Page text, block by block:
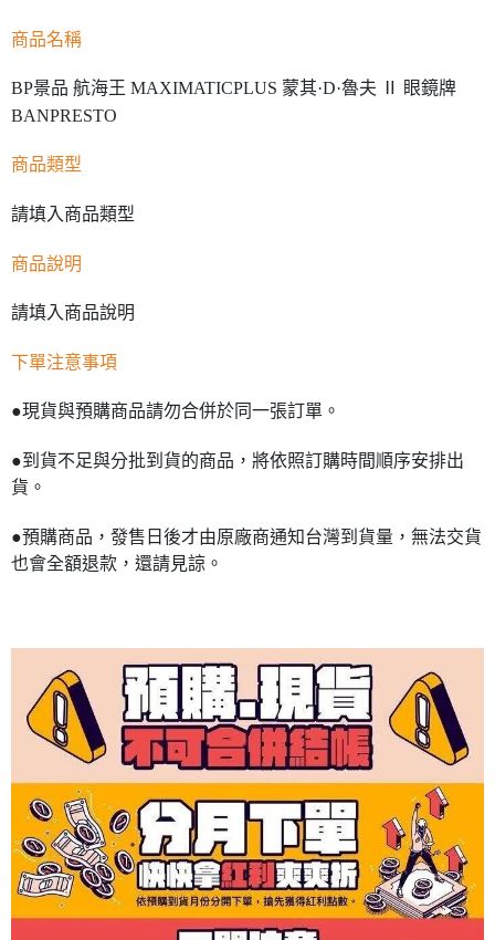
商品名稱
BP景品 航海王 MAXIMATICPLUS 蒙其·D·魯夫 Ⅱ 眼鏡牌
BANPRESTO
商品類型
請填入商品類型
商品說明
請填入商品說明
下單注意事項
●現貨與預購商品請勿合併於同一張訂單。
●到貨不足與分批到貨的商品，將依照訂購時間順序安排出
貨。
●預購商品，發售日後才由原廠商通知台灣到貨量，無法交貨
也會全額退款，還請見諒。